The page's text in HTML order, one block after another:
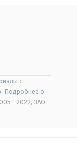
с
Подробнее о
ЗАО